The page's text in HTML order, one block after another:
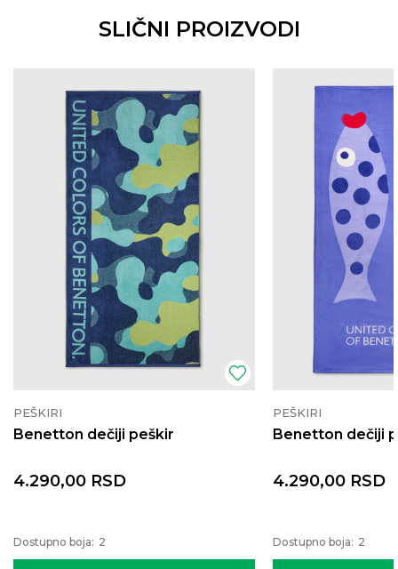
SLIČNI PROIZVODI
PEŠKIRI
Benetton dečiji peškir
4.290,00 RSD
Dostupno boja: 2
PEŠKIRI
Benetton dečiji
4.290,00 RSD
Dostupno boja: 2